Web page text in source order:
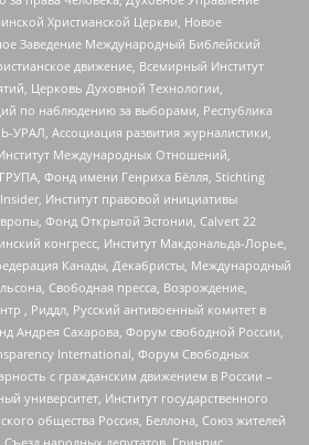
Христианской Церкви, Новое
Заведение Международный Библейский
движение, Всемирный Институт
Церковь Духовной Технологии,
по наблюдению за выборами, Республика
Ассоциация развития журналистики,
Международных Отношений,
Фонд имени Генриха Бёлля, Stichting
Институт правовой инициативы
Фонд Открытой Эстонии, Calvert 22
конгресс, Институт Макдональда-Лорье,
Канады, Декабристы, Международный
Свободная пресса, Возрождение,
, Риддл, Русский антивоенный комитет в
Андрея Сахарова, Форум свободной России,
International, Форум Свободных
с гражданским движением в России –
университет, Институт государственного
общества Россия, Беллона, Союз жителей